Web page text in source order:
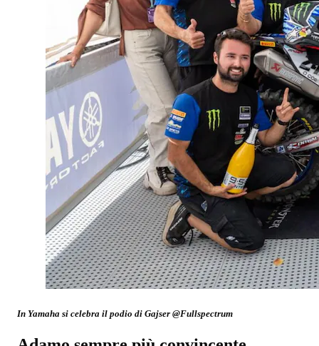
In Yamaha si celebra il podio di Gajser @Fullspectrum